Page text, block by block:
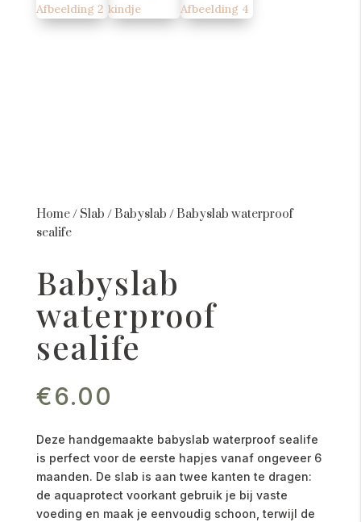
Home/ Slab / Babyslab / Babyslab waterproof
sealife
Babyslab
waterproof
sealife
€6.00
Deze handgemaakte babyslab waterproof sealife
is perfect voor de eerste hapjes vanaf ongeveer 6
maanden. De slab is aan twee kanten te dragen:
de aquaprotect voorkant gebruik je bij vaste
voeding en maak je eenvoudig schoon, terwijl de